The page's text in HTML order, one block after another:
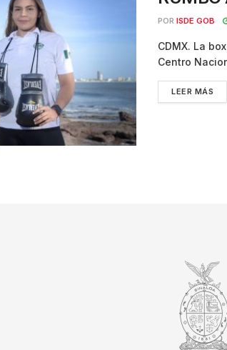
POR ISDE GOB
CDMX. La
Centro
LEER MÁS